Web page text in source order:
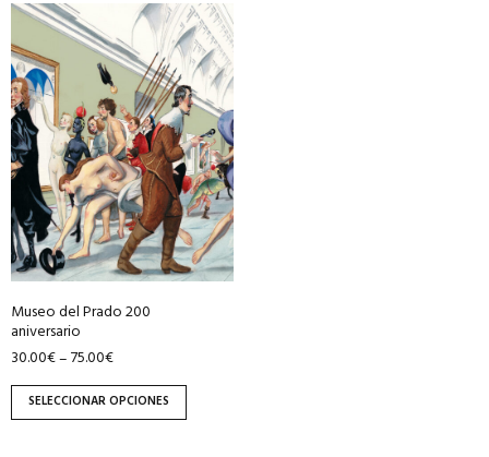
Museo del Prado 200
aniversario
30.00€–75.00€
SELECCIONAR OPCIONES
Este
producto
tiene
múltiples
variantes.
Las
opciones
se
pueden
elegir
en
la
página
de
producto